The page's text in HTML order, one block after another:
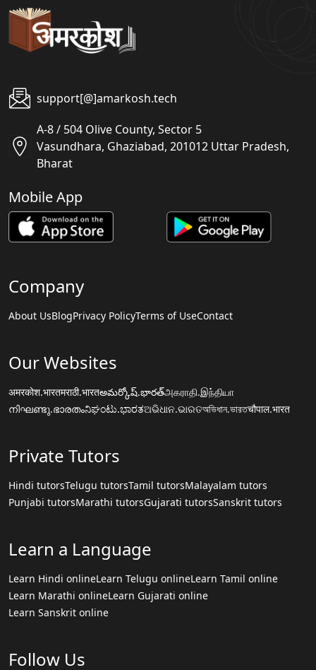
support[@]amarkosh.tech
A-8 / 504 Olive County, Sector 5
Vasundhara, Ghaziabad, 201012 Uttar Pradesh,
Bharat
Mobile App
Company
About UsBlogPrivacy PolicyTerms of UseContact
Our Websites
अमरकोश.भारतमराठी.भारतఅమర్కోష్.భారత్அகராதி.இந்தியா
നിഘണ്ടു.ഭാരതംನಿಘಂಟು.ಭಾರತଅଭିଧାନ.ଭାରତঅভিধান.ভারতचौपाल.भारत
Private Tutors
Hindi tutorsTelugu tutorsTamil tutorsMalayalam tutors
Punjabi tutorsMarathi tutorsGujarati tutorsSanskrit tutors
Learn a Language
Learn Hindi onlineLearn Telugu onlineLearn Tamil online
Learn Marathi onlineLearn Gujarati online
Learn Sanskrit online
Follow Us